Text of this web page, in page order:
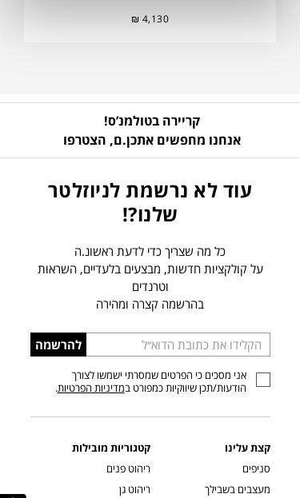
₪ 4,130
קריירה בטולמנ’ס!
אנחנו מחפשים אתכן.ם, הצטרפו
עוד לא נרשמת לניוזלטר
שלנו?!
כל מה שצריך כדי לדעת ראשונ.ה
על קולקציות חדשות, מבצעים בלעדיים, השראות
וטרנדים
בהרשמה קצרה ומהירה
הכניסו
כתובת
דוא”ל
להרשמה
אני מסכים כי הפרטים שמסרתי ישמשו לצורך
הודעות/תכן שיווקיות כמפורט במדיניות הפרטיות.
קצת עלינו
סניפים
מעצבים בשבילך
קטגוריות מובילות
ריהוט פנים
ריהוט גן